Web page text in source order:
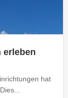
erleben
hat